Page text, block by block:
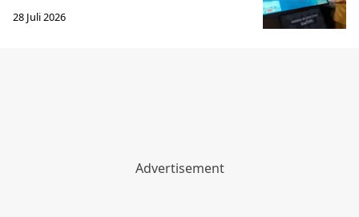
28 Juli 2026